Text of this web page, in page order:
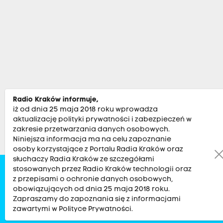
Zobacz Kultura Sport Muzyka Audycje
RADIO KRAKÓW SA. Aleja Juliusza Słowackiego 22, 30-007
Radio Kraków informuje,
iż od dnia 25 maja 2018 roku wprowadza
aktualizację polityki prywatności i zabezpieczeń w
zakresie przetwarzania danych osobowych.
Niniejsza informacja ma na celu zapoznanie
osoby korzystające z Portalu Radia Kraków oraz
słuchaczy Radia Kraków ze szczegółami
stosowanych przez Radio Kraków technologii oraz
z przepisami o ochronie danych osobowych,
obowiązujących od dnia 25 maja 2018 roku.
Zapraszamy do zapoznania się z informacjami
zawartymi w Polityce Prywatności.